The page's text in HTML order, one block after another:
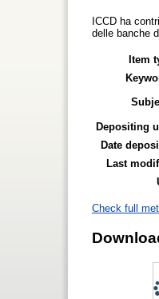
ICCD ha
delle banche
Item
Depositing
Date
Last
Check full